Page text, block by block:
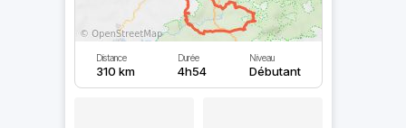
Distance
310 km
Durée
4h54
Niveau
Débutant